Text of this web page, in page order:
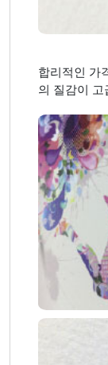
합리적인 가
의 질감이 고